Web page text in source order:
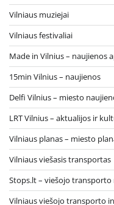
Vilniaus muziejai
Vilniaus festivaliai
Made in Vilnius – naujienos
15min Vilnius – naujienos
Delfi Vilnius – miesto
LRT Vilnius – aktualijos ir
Vilniaus planas – miesto
Vilniaus viešasis transportas
Stops.lt – viešojo
Vilniaus viešojo transporto